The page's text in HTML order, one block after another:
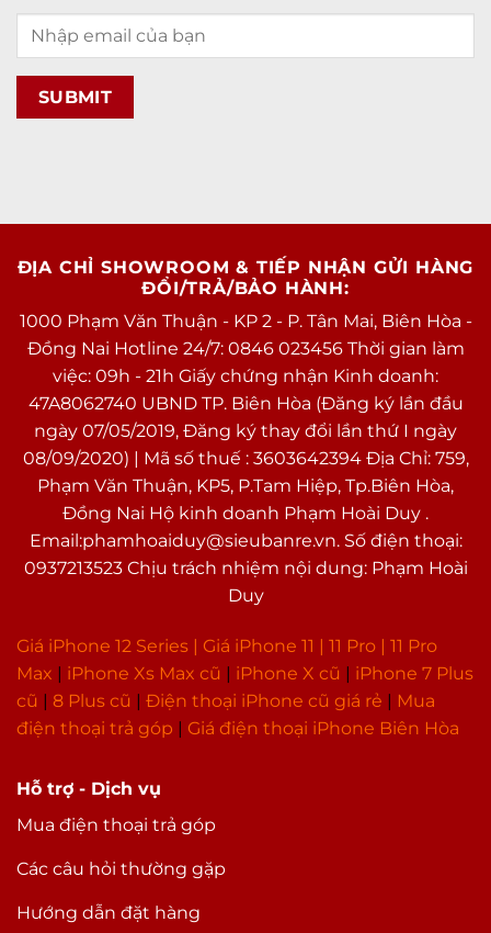
Nghe nhạc
Thiết kế
Trọng lượng 172 g
Pin & Sạc
Dung lượng pin Đang cập nhật
Loại Pin Chuẩn Lion
Công nghệ Pin
Sạc nhanh
Sạc không dây
Sạc ngược không dây
Tiết kiệm pin
Hỗ trợ - Dịch vụ
Mua điện thoại trả góp
Các câu hỏi thường gặp
Hướng dẫn đặt hàng
ĐỊA CHỈ SHOWROOM & TIẾP NHẬN GỬI HÀNG
ĐỔI/TRẢ/BẢO HÀNH:
1000 Phạm Văn Thuận - KP 2 - P. Tân Mai, Biên Hòa -
Đồng Nai Hotline 24/7: 0846 023456 Thời gian làm
việc: 09h - 21h Giấy chứng nhận Kinh doanh:
47A8062740 UBND TP. Biên Hòa (Đăng ký lần đầu
ngày 07/05/2019, Đăng ký thay đổi lần thứ I ngày
08/09/2020) | Mã số thuế : 3603642394 Địa Chỉ: 759,
Phạm Văn Thuận, KP5, P.Tam Hiệp, Tp.Biên Hòa,
Đồng Nai Hộ kinh doanh Phạm Hoài Duy .
Email:phamhoaiduy@sieubanre.vn. Số điện thoại:
0937213523 Chịu trách nhiệm nội dung: Phạm Hoài
Duy
Giá iPhone 12 Series | Giá iPhone 11 | 11 Pro | 11 Pro
Max | iPhone Xs Max cũ | iPhone X cũ | iPhone 7 Plus
cũ | 8 Plus cũ | Điện thoại iPhone cũ giá rẻ | Mua
điện thoại trả góp | Giá điện thoại iPhone Biên Hòa